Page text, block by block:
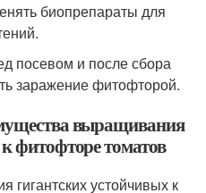
биопрепараты для
посевом и после сбора
заражение фитофторой.
выращивания
фитофторе томатов
устойчивых к